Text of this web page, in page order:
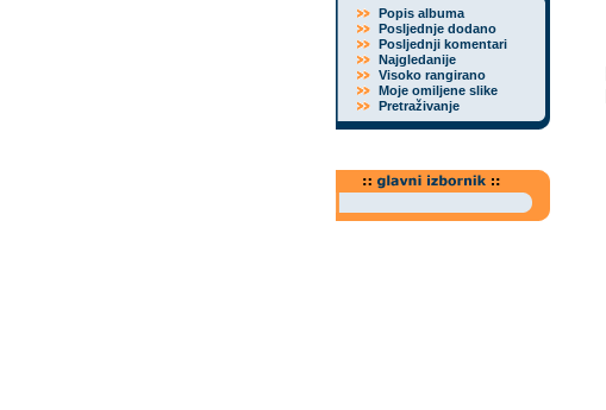
Popis albuma
Posljednje dodano
Posljednji komentari
Najgledanije
Visoko rangirano
Moje omiljene slike
Pretraživanje